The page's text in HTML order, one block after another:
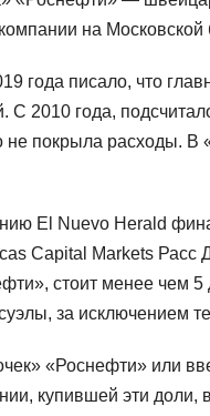
на
года писало, что
С 2010 года,
не покрыла расходы. В
El Nuevo Herald
Capital Markets Расс
стоит менее чем
за исключением
«Роснефти» или
купившей эти доли,